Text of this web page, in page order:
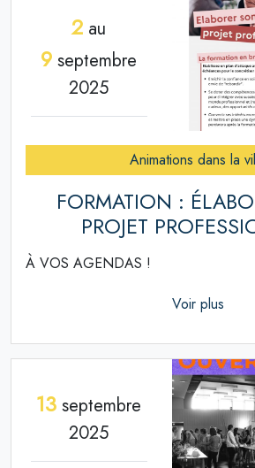
2 au
9 septembre
2025
Animations dans la
FORMATION :
PROJET
À VOS AGENDAS !
Voir plus
13 septembre
2025